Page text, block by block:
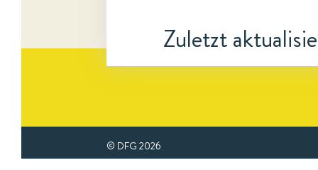
Zuletzt
© DFG 2026